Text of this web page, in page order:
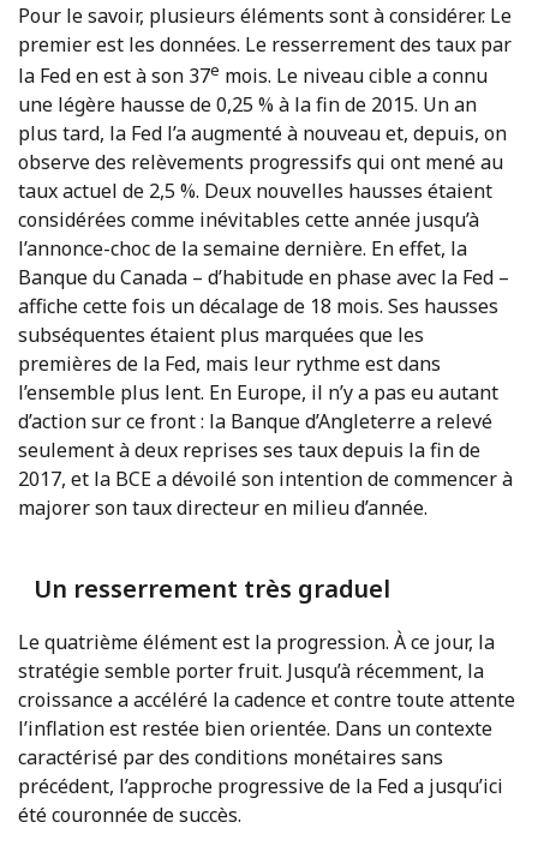
Pour le savoir, plusieurs éléments sont à considérer. Le
premier est les données. Le resserrement des taux par
la Fed en est à son 37e mois. Le niveau cible a connu
une légère hausse de 0,25 % à la fin de 2015. Un an
plus tard, la Fed l’a augmenté à nouveau et, depuis, on
observe des relèvements progressifs qui ont mené au
taux actuel de 2,5 %. Deux nouvelles hausses étaient
considérées comme inévitables cette année jusqu’à
l’annonce-choc de la semaine dernière. En effet, la
Banque du Canada – d’habitude en phase avec la Fed –
affiche cette fois un décalage de 18 mois. Ses hausses
subséquentes étaient plus marquées que les
premières de la Fed, mais leur rythme est dans
l’ensemble plus lent. En Europe, il n’y a pas eu autant
d’action sur ce front : la Banque d’Angleterre a relevé
seulement à deux reprises ses taux depuis la fin de
2017, et la BCE a dévoilé son intention de commencer à
majorer son taux directeur en milieu d’année.
Un resserrement très graduel
Le quatrième élément est la progression. À ce jour, la
stratégie semble porter fruit. Jusqu’à récemment, la
croissance a accéléré la cadence et contre toute attente
l’inflation est restée bien orientée. Dans un contexte
caractérisé par des conditions monétaires sans
précédent, l’approche progressive de la Fed a jusqu’ici
été couronnée de succès.